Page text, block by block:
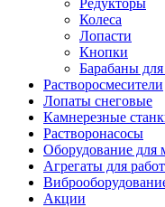
Редукторы
Колеса
Лопасти
Кнопки
Барабаны
Растворосмесители
Лопаты снеговые
Камнерезные
Растворонасосы
Оборудование для
Агрегаты для
Акции